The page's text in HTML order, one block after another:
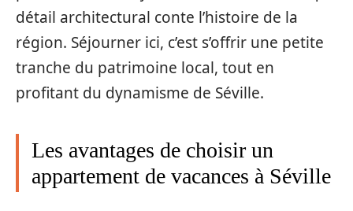
détail architectural conte l’histoire de la
région. Séjourner ici, c’est s’offrir une petite
tranche du patrimoine local, tout en
profitant du dynamisme de Séville.
Les avantages de choisir un
appartement de vacances à Séville